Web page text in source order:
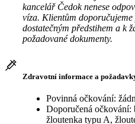
kancelář Čedok nenese
víza. Klientům doporučujeme
dostatečným předstihem a k
požadované dokumenty.
Zdravotní informace a
Povinná očkování:
Doporučená očkování:
žloutenka typu A,